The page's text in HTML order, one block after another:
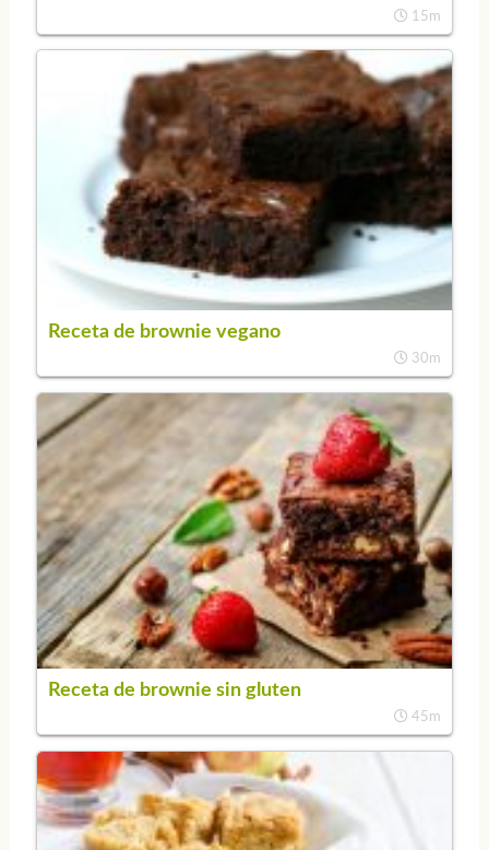
15m
Receta de brownie vegano
30m
Receta de brownie sin gluten
45m